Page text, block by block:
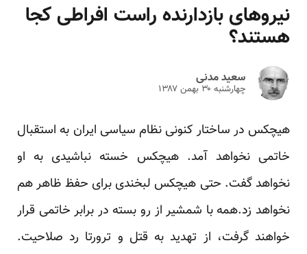
نیروهای بازدارنده راست افراطی کجا
هستند؟‏
سعید مدنی
چهارشنبه ۳۰ بهمن ۱۳۸۷
هیچکس در ساختار کنونی نظام سیاسی ایران به استقبال
خاتمی نخواهد آمد. هیچکس خسته نباشیدی به او
نخواهد ‏گفت. حتی هیچکس لبخندی برای حفظ ظاهر هم
نخواهد زد.همه با شمشیر از رو بسته در برابر خاتمی قرار
‏خواهند گرفت، از تهدید به قتل و ترورتا رد صلاحیت.